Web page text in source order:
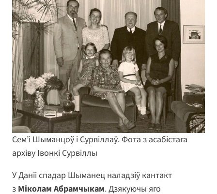
Сем’і Шыманцоў і Сурвіллаў. Фота з асабістага
архіву Івонкі Сурвіллы
У Даніі спадар Шыманец наладзіў кантакт
з Міколам Абрамчыкам. Дзякуючы яго